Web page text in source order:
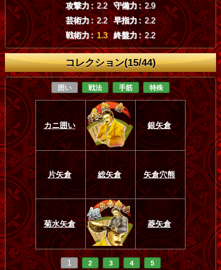
攻撃力 : 2.2 守備力 : 2.9
芸術力 : 2.2 早指力 : 2.2
戦術力 : 1.3 終盤力 : 2.2
コレクション(15/44)
囲い 戦法 手筋 特殊
カニ囲い 銀矢倉
片矢倉 総矢倉 矢倉穴熊
菊水矢倉 菱矢倉
1 2 3 4 5